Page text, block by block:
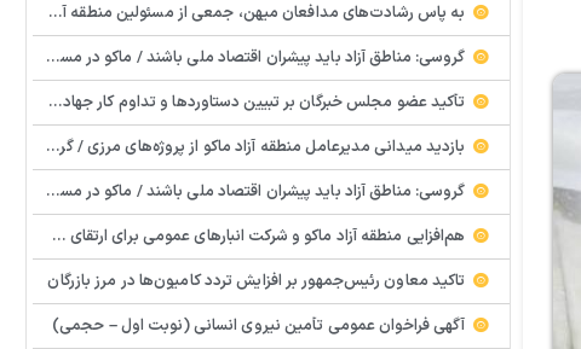
به پاس رشادت‌های مدافعان میهن، جمعی از‌‌ مسئولین منطقه آزاد ماکو با حضور در منزل احمدرضا حسن‌زاده، جانباز سرافراز شهرک ارس، از صبر و ایستادگی این خانواده معظم تجلیل کردند.
گروسی: مناطق آزاد باید پیشران اقتصاد ملی باشند / ماکو در مسیر گشایش اقتصادی و تکمیل زیرساخت‌ها
تأکید عضو مجلس خبرگان بر تبیین دستاوردها و تداوم کار جهادی در منطقه آزاد ماکو
بازدید میدانی مدیرعامل منطقه آزاد ماکو از پروژه‌های مرزی / گره‌های زیرساختی گمرک بازرگان در مسیر رفع
گروسی: مناطق آزاد باید پیشران اقتصاد ملی باشند / ماکو در مسیر گشایش اقتصادی و تکمیل زیرساخت‌ها
هم‌افزایی منطقه آزاد ماکو و شرکت انبارهای عمومی برای ارتقای ظرفیت لجستیکی مرز بازرگان
تاکید معاون رئیس‌جمهور بر افزایش تردد کامیون‌ها در مرز بازرگان
آگهی فراخوان عمومی تأمین نیروی انسانی (نوبت اول – حجمی)